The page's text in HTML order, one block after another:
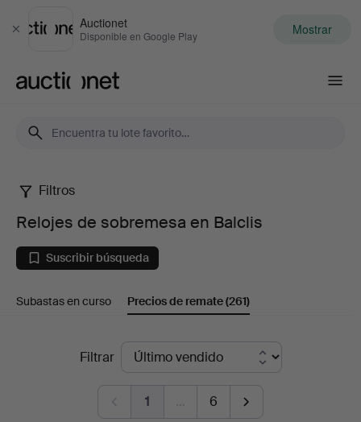
Cerrar
Auctionet
Disponible en Google Play Mostrar
Relojes
de
sobremesa
en
Filtros
Relojes de sobremesa en Balclis
Suscribir búsqueda
Subastas en curso Precios de remate(261)
Filtrar
1 … 6